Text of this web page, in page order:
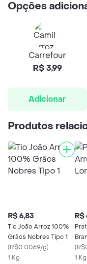
Opções
Carrefour
R$ 3,99
Adicionar
Produtos
R$ 6,83
Tio João Arroz 100%
Grãos Nobres Tipo 1
(R$0.0069/g)
1 Kg
R$
(
1 Kg